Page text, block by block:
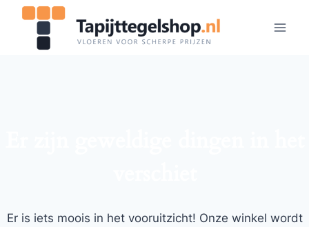
Doorgaan
inhoud
Er is iets moois in het vooruitzicht! Onze winkel wordt